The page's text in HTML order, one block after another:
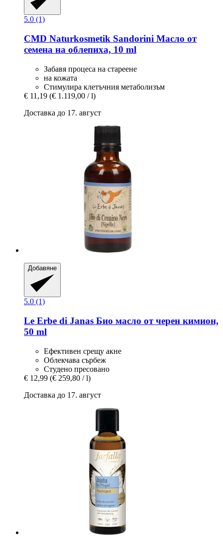
5.0 (1)
CMD Naturkosmetik Sandorini Масло от
семена на облепиха, 10 ml
Забавя процеса на стареене
на кожата
Стимулира клетъчния метаболизъм
€ 11,19 (€ 1.119,00 / l)
Доставка до 17. август
Добавяне
5.0 (1)
Le Erbe di Janas Био масло от черен кимион,
50 ml
Ефективен срещу акне
Облекчава сърбеж
Студено пресовано
€ 12,99 (€ 259,80 / l)
Доставка до 17. август